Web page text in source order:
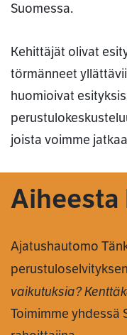
Suomessa.
Kehittäjät olivat
törmänneet
huomioivat
joista voimme
Aiheesta
Ajatushautomo
vaikutuksia?
Toimimme yhdessä